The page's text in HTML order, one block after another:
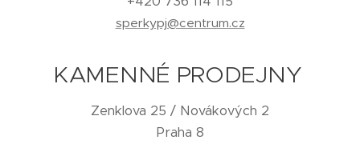
sperkypj@centrum.cz
KAMENNÉ PRODEJNY
Zenklova 25 / Novákových 2
Praha 8